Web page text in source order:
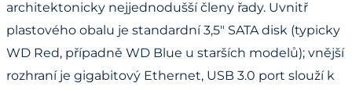
architektonicky nejjednodušší členy řady. Uvnitř
plastového obalu je standardní 3,5" SATA disk (typicky
WD Red, případně WD Blue u starších modelů); vnější
rozhraní je gigabitový Ethernet, USB 3.0 port slouží k